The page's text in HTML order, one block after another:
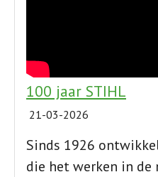
100 jaar STIHL
21-03-2026
Sinds 1926
die het werken in